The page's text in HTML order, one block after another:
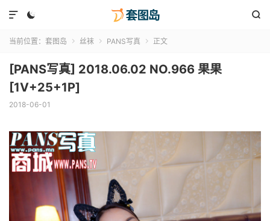
 

当前位置： 套图岛  丝袜  PANS写真  正文
[PANS写真] 2018.06.02 NO.966 果果
[1V+25+1P]
2018-06-01